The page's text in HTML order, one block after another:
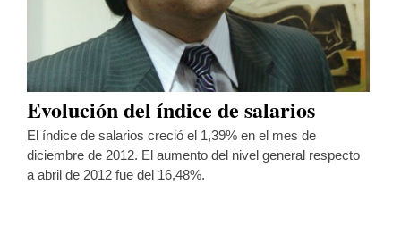
Evolución del índice de salarios
El índice de salarios creció el 1,39% en el mes de
diciembre de 2012. El aumento del nivel general respecto
a abril de 2012 fue del 16,48%.